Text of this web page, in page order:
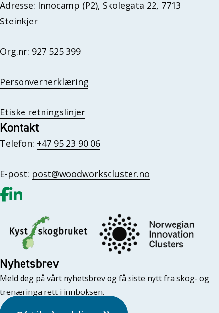
Adresse: Innocamp (P2), Skolegata 22, 7713
Steinkjer
Org.nr: 927 525 399
Personvernerklæring
Etiske retningslinjer
Kontakt
Telefon: +47 95 23 90 06
E-post: post@woodworkscluster.no
Gå til vår Facebook
Gå til vår LinkedIn
Nyhetsbrev
Meld deg på vårt nyhetsbrev og få siste nytt fra skog- og
trenæringa rett i innboksen.